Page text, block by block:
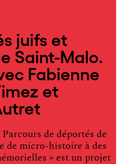
juifs et
Saint-Malo.
Fabienne
et
de déportés de
de micro-histoire à des
» est un projet